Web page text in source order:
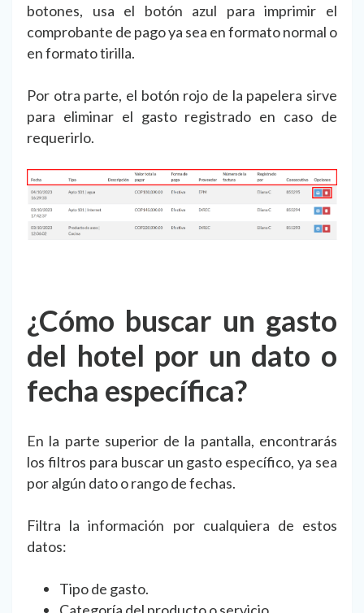
botones, usa el botón azul para imprimir el
comprobante de pago ya sea en formato normal o
en formato tirilla.
Por otra parte, el botón rojo de la papelera sirve
para eliminar el gasto registrado en caso de
requerirlo.
¿Cómo buscar un gasto
del hotel por un dato o
fecha específica?
En la parte superior de la pantalla, encontrarás
los filtros para buscar un gasto específico, ya sea
por algún dato o rango de fechas.
Filtra la información por cualquiera de estos
datos:
Tipo de gasto.